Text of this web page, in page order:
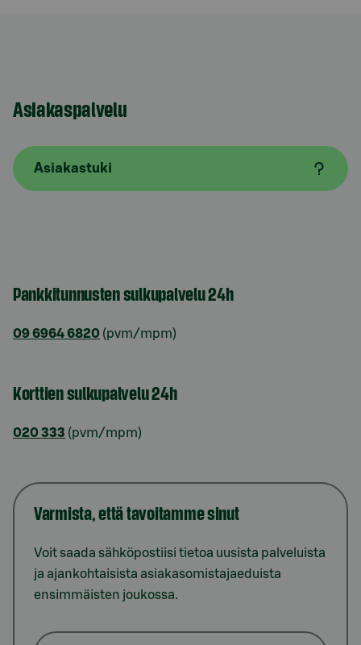
Asiakaspalvelu
Asiakastuki
Pankkitunnusten sulkupalvelu 24h
09 6964 6820 (pvm/mpm)
Korttien sulkupalvelu 24h
020 333 (pvm/mpm)
Varmista, että tavoitamme sinut
Voit saada sähköpostiisi tietoa uusista palveluista
ja ajankohtaisista asiakasomistajaeduista
ensimmäisten joukossa.